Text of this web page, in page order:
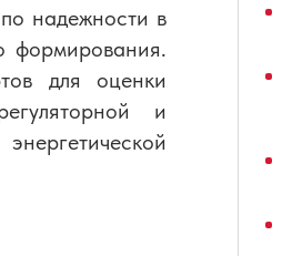
надежности в
формирования.
для оценки
и